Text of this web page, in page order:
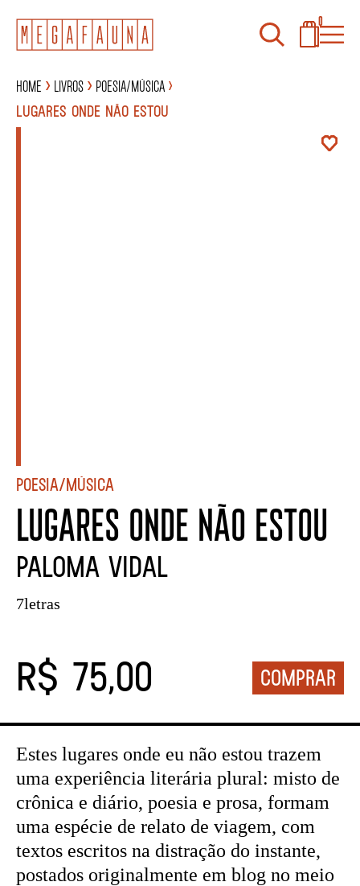
0
Home Livros
Poesia/Música
LUGARES ONDE NÃO ESTOU
Poesia/Música
LUGARES ONDE NÃO ESTOU
PALOMA VIDAL
7letras
R$ 75,00
Estes lugares onde eu não estou trazem
uma experiência literária plural: misto de
crônica e diário, poesia e prosa, formam
uma espécie de relato de viagem, com
textos escritos na distração do instante,
postados originalmente em blog no meio